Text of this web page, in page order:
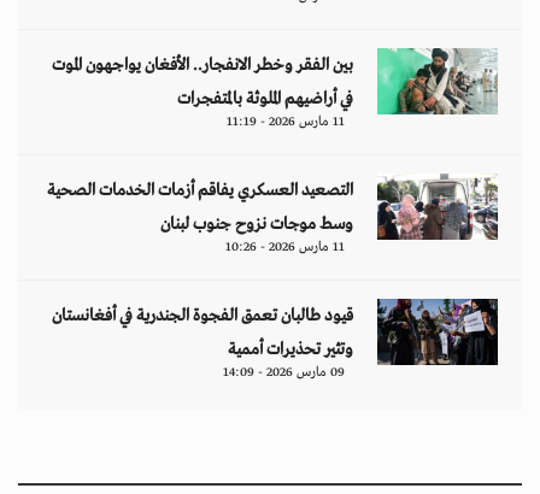
بين الفقر وخطر الانفجار.. الأفغان يواجهون الموت
في أراضيهم الملوثة بالمتفجرات
11 مارس 2026 - 11:19
التصعيد العسكري يفاقم أزمات الخدمات الصحية
وسط موجات نزوح جنوب لبنان
11 مارس 2026 - 10:26
قيود طالبان تعمق الفجوة الجندرية في أفغانستان
وتثير تحذيرات أممية
09 مارس 2026 - 14:09